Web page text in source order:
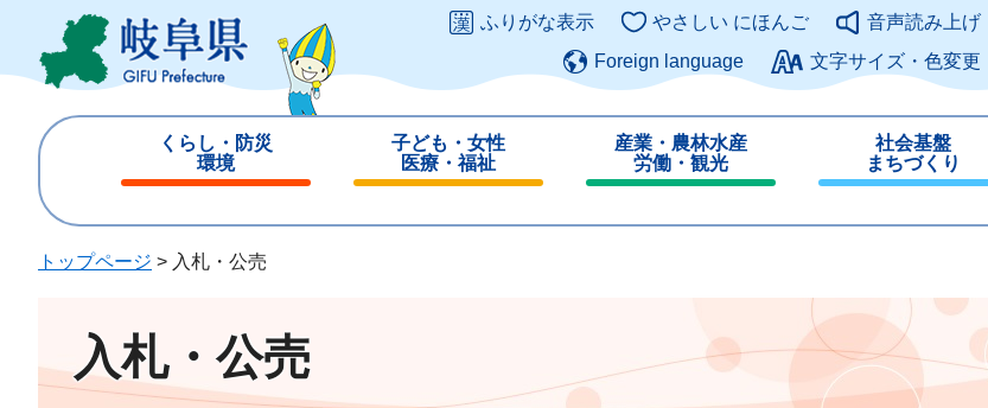
ジ
ュ
このページの本文へ
ふりがな表示 やさしい にほんご
音声読み上げ
Foreign language
文字サイズ・色変更
くらし・防災
環境
じ
子ども・女性
医療・福祉
じ
産業・農林水産
労働・観光
じ
社会基盤
まちづくり
じ
トップページ > 入札・公売
入札・公売